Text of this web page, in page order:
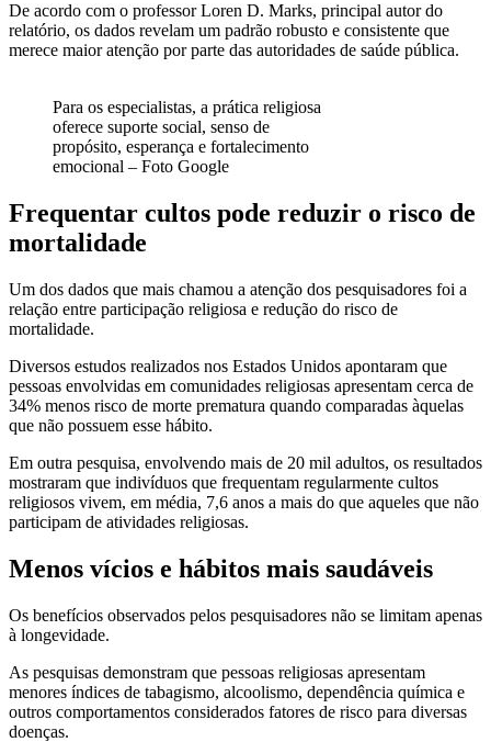
De acordo com o professor Loren D. Marks, principal autor do
relatório, os dados revelam um padrão robusto e consistente que
merece maior atenção por parte das autoridades de saúde pública.
Para os especialistas, a prática religiosa
oferece suporte social, senso de
propósito, esperança e fortalecimento
emocional – Foto Google
Frequentar cultos pode reduzir o risco de
mortalidade
Um dos dados que mais chamou a atenção dos pesquisadores foi a
relação entre participação religiosa e redução do risco de
mortalidade.
Diversos estudos realizados nos Estados Unidos apontaram que
pessoas envolvidas em comunidades religiosas apresentam cerca de
34% menos risco de morte prematura quando comparadas àquelas
que não possuem esse hábito.
Em outra pesquisa, envolvendo mais de 20 mil adultos, os resultados
mostraram que indivíduos que frequentam regularmente cultos
religiosos vivem, em média, 7,6 anos a mais do que aqueles que não
participam de atividades religiosas.
Menos vícios e hábitos mais saudáveis
Os benefícios observados pelos pesquisadores não se limitam apenas
à longevidade.
As pesquisas demonstram que pessoas religiosas apresentam
menores índices de tabagismo, alcoolismo, dependência química e
outros comportamentos considerados fatores de risco para diversas
doenças.